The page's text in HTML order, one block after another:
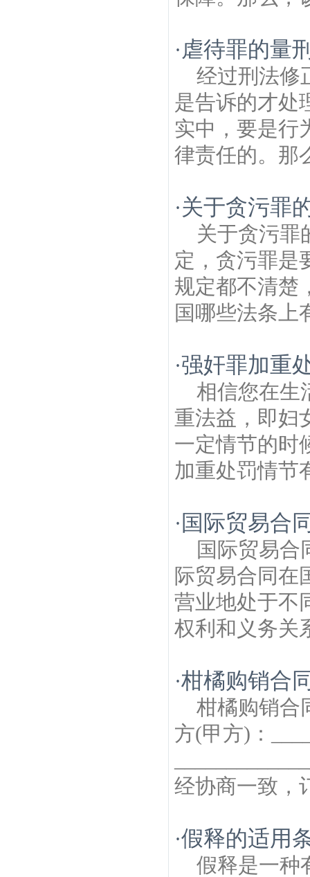
·虐待罪的量
经过刑法修
是告诉的才处
实中，要是行
律责任的。那
·关于贪污罪
关于贪污罪
定，贪污罪是
规定都不清楚
国哪些法条上
·强奸罪加重
相信您在生
重法益，即妇
一定情节的时
加重处罚情节
· 国际贸易合
国际贸易合
际贸易合同在
营业地处于不
权利和义务关
·柑橘购销合
柑橘购销合
方(甲方)：
经协商一致，
·假释的适用
假释是一种